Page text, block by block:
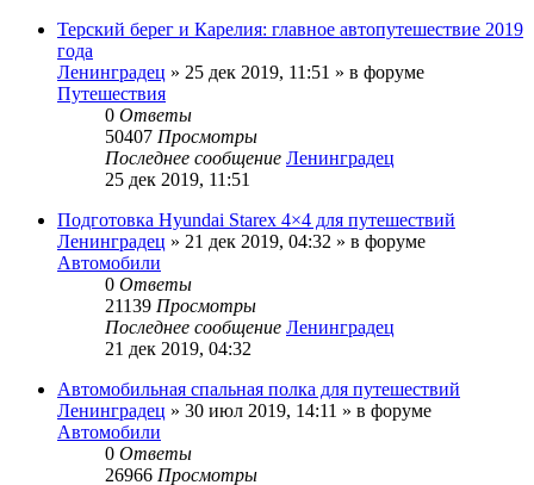
Терский берег и Карелия: главное автопутешествие 2019
года
Ленинградец » 25 дек 2019, 11:51 » в форуме
Путешествия
0 Ответы
50407 Просмотры
Последнее сообщение Ленинградец
25 дек 2019, 11:51
Подготовка Hyundai Starex 4×4 для путешествий
Ленинградец » 21 дек 2019, 04:32 » в форуме
Автомобили
0 Ответы
21139 Просмотры
Последнее сообщение Ленинградец
21 дек 2019, 04:32
Автомобильная спальная полка для путешествий
Ленинградец » 30 июл 2019, 14:11 » в форуме
Автомобили
0 Ответы
26966 Просмотры